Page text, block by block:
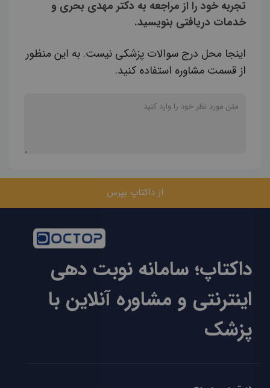
تجربه خود را از مراجعه به دکتر مهدی بحری و
خدمات دریافتی بنویسید.
اینجا محل درج سوالات پزشکی نیست. به این منظور
از قسمت مشاوره استفاده کنید.
از داکتاپ بپرس
داکتاپ؛ سامانه نوبت دهی
اینترنتی و مشاوره آنلاین با
پزشک